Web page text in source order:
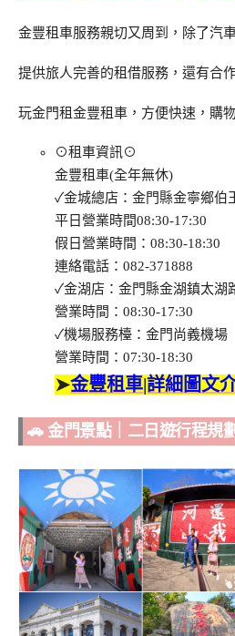
金豐租車服務親切又周到，除了汽
提供旅人完善的租借服務，還有合
玩金門租金豐租車，方便快速，購
⊙租車資訊⊙
金豐租車(全年無休)
✓金城總店：金門縣金寧鄉伯
平日營業時間08:30-17:30
假日營業時間：08:30-18:30
連絡電話：082-371888
✓金湖店：金門縣金湖鎮太湖
營業時間：08:30-17:30
✓機場服務檯：金門尚義機場
營業時間：07:30-18:30
➤金豐租車|詳細圖文
🚗 金門景點｜二日遊行程規劃